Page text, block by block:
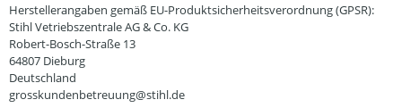
Herstellerangaben gemäß EU-Produktsicherheitsverordnung (GPSR):
Stihl Vetriebszentrale AG & Co. KG
Robert-Bosch-Straße 13
64807 Dieburg
Deutschland
grosskundenbetreuung@stihl.de